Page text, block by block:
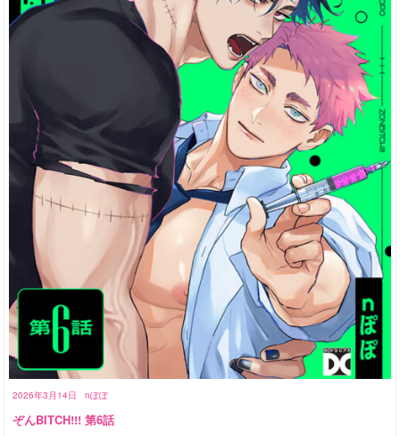
2026年3月14日 nぽぽ
ぞんBITCH!!! 第6話